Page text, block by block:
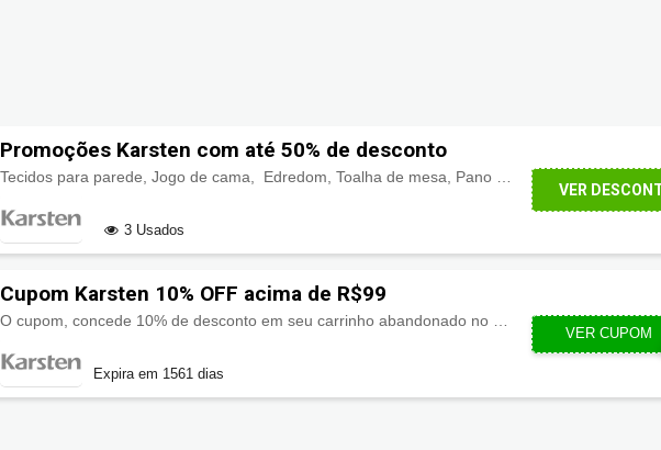
Promoções Karsten com até 50% de desconto
3 Usados
VER
Cupom Karsten 10% OFF acima de R$99
Expira em 1561 dias
VER CUPOM